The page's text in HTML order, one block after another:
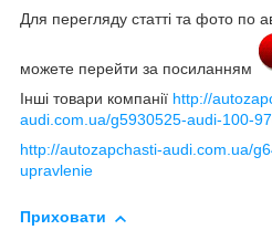
Для перегляду статті та фото по
можете перейти за посиланням
Інші товари компанії http://
audi.com.ua/g5930525-audi-100-
http://autozapchasti-audi.com.ua/
upravlenie
Приховати